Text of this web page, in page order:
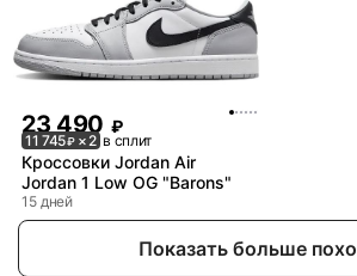
23 490 ₽
11 745₽ × 2 в сплит
Кроссовки Jordan Air
Jordan 1 Low OG "Barons"
15 дней
Показать больше